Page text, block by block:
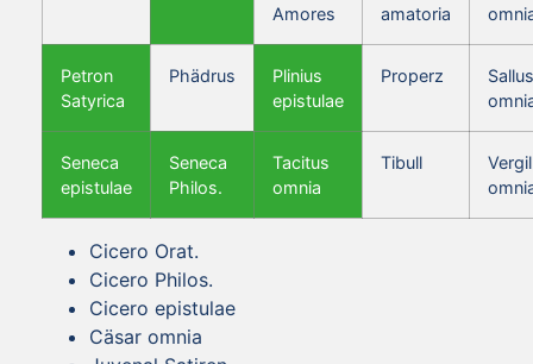
Amores
amatoria
Petron
Satyrica
Phädrus
Plinius
epistulae
Properz
Seneca
epistulae
Seneca
Philos.
Tacitus
omnia
Tibull
Vergil
Cicero Orat.
Cicero Philos.
Cicero epistulae
Cäsar omnia